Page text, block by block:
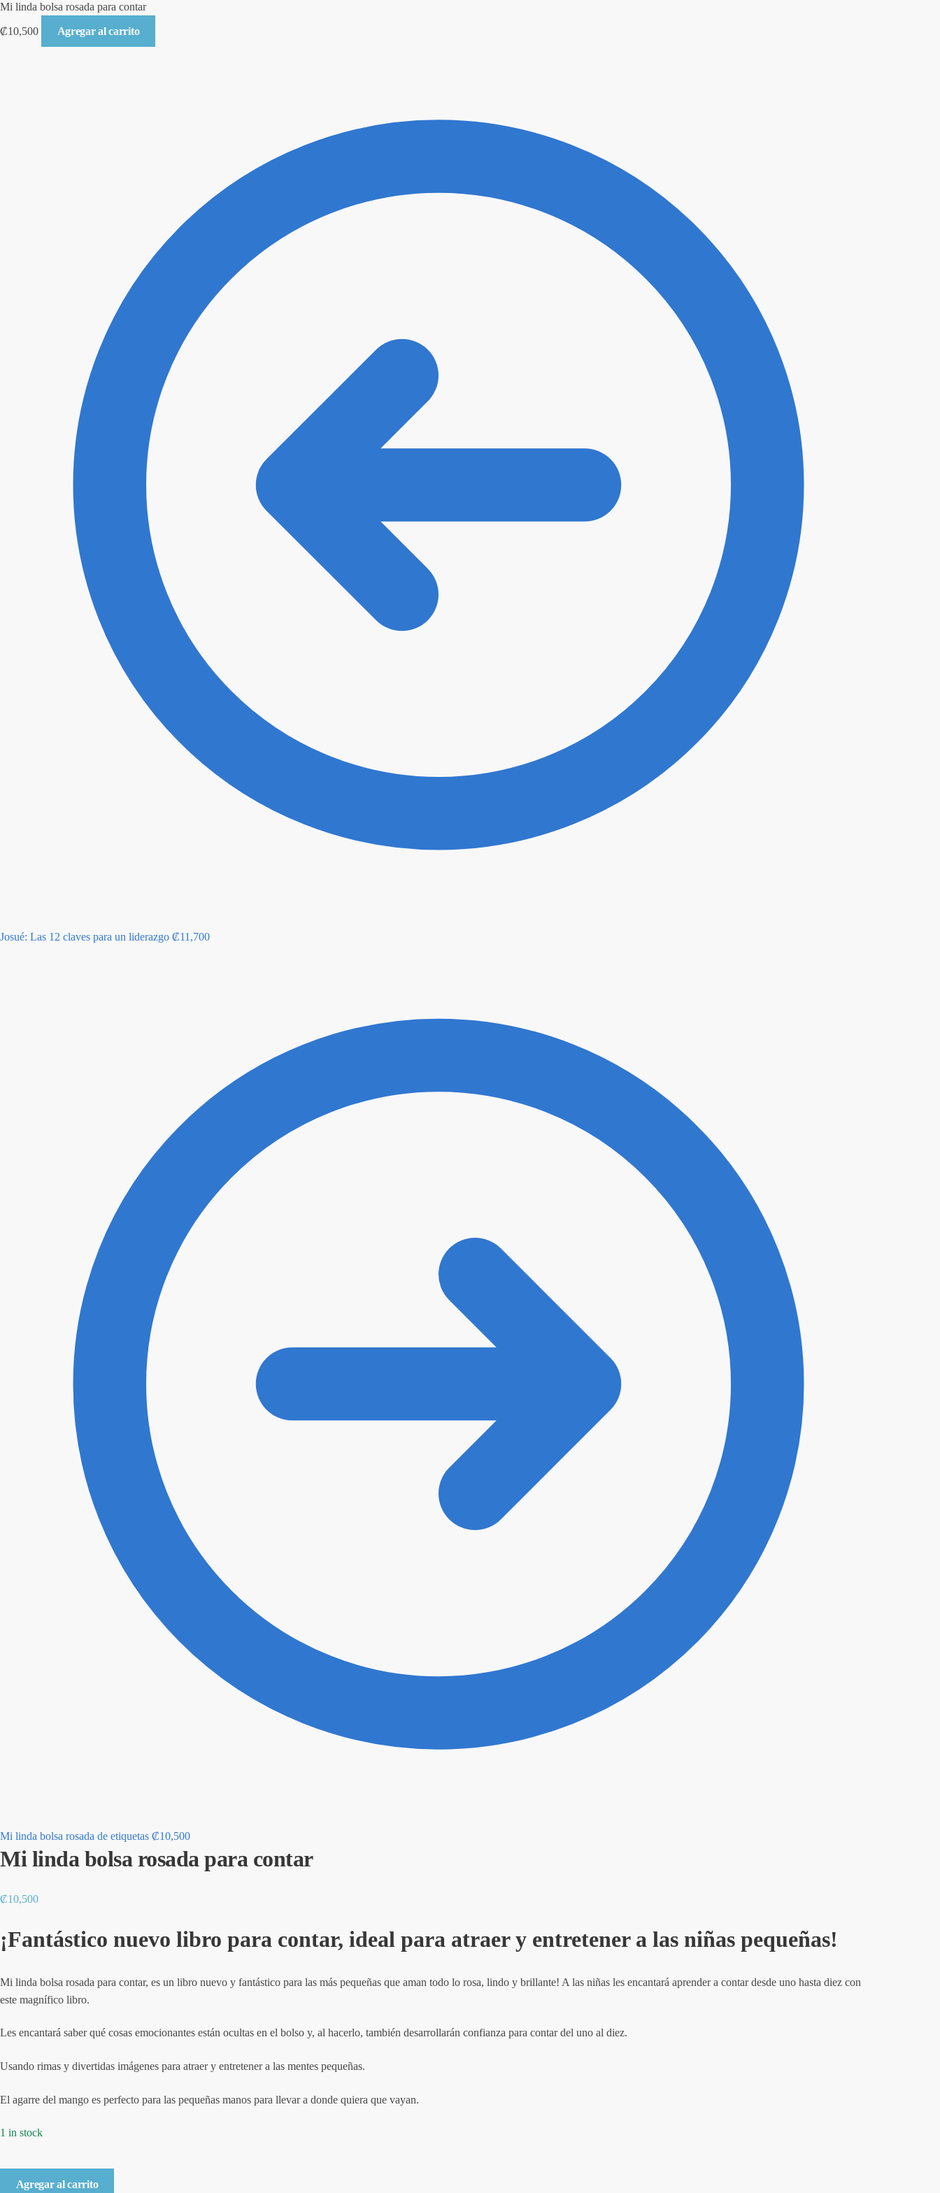
Mi linda bolsa rosada para contar
₡10,500 Agregar al carrito
Josué: Las 12 claves para un liderazgo ₡11,700
Mi linda bolsa rosada de etiquetas ₡10,500
Mi linda bolsa rosada para contar
₡10,500
¡Fantástico nuevo libro para contar, ideal para atraer y entretener a las niñas pequeñas!
Mi linda bolsa rosada para contar, es un libro nuevo y fantástico para las más pequeñas que aman todo lo rosa, lindo y brillante! A las niñas les encantará aprender a contar desde uno hasta diez con
este magnífico libro.
Les encantará saber qué cosas emocionantes están ocultas en el bolso y, al hacerlo, también desarrollarán confianza para contar del uno al diez.
Usando rimas y divertidas imágenes para atraer y entretener a las mentes pequeñas.
El agarre del mango es perfecto para las pequeñas manos para llevar a donde quiera que vayan.
1 in stock
Agregar al carrito